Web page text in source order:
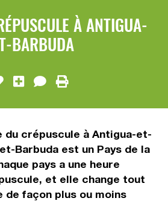
À ANTIGUA-
BARBUDA
du crépuscule à Antigua-et-
Barbuda est un Pays de la
pays a une heure
et elle change tout
de façon plus ou moins